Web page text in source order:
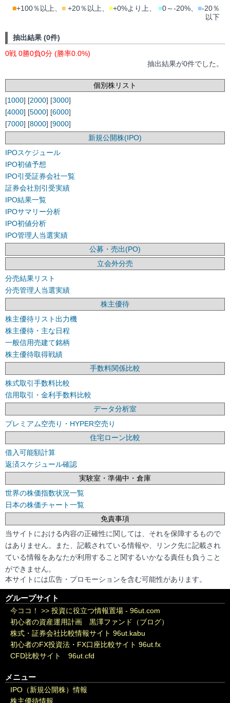
■+100％以上、 ■ +20％以上、 ■+0%より上、 ■0～-20%、 ■-20％
以下
抽出結果 (0件)
0戦 0勝0負0分 (勝率0.0%)
抽出結果が0件でした。
個別株リスト
[1000] [2000] [3000]
[4000] [5000] [6000]
[7000] [8000] [9000]
新規公開株(IPO)
IPOスケジュール
IPO初値予想
IPO引受証券会社一覧
証券会社別引受実績
IPO結果一覧
IPOサマリー分析
IPO初値分析
IPO管理人当選実績
公募・売出(PO)
立会外分売
分売結果リスト
分売管理人当選実績
株主優待
株主優待リスト出力機
株主優待・主な日程
一般信用売建て銘柄
株主優待取得戦績
手数料関係比較
株式取引手数料比較
信用取引・金利手数料比較
データ分析室
プレミアム空売り・HYPER空売り
住宅ローン比較
借入可能額計算
返済スケジュール確認
実験室・準備中・倉庫
世界の株価指数状況一覧
日本の株価チャート一覧
免責事項
当サイトにおける内容の正確性に関しては、それを保障するもので
はありません。また、記載されている情報や、リンク先に記載され
ている情報をあなたが利用すること関するいかなる責任も負うこと
ができません。
本サイトには広告・プロモーションを含む可能性があります。
グループサイト
今ココ！ >> 投資に役立つ情報置場 - 96ut.com
初心者の資産運用計画 黒澤ファンド（ブログ）
株式・証券会社比較情報サイト 96ut.kabu
初心者のFX投資法・FX口座比較サイト 96ut.fx
CFD比較サイト 96ut.cfd
メニュー
IPO（新規公開株）情報
株主優待情報